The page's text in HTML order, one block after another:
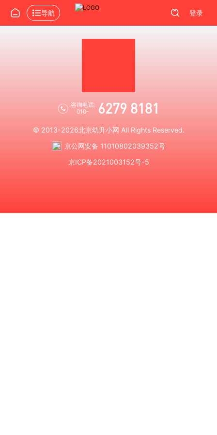
导航 登录
咨询电话:
010-
6279 8181
© 2013-2026北京幼升小网 All Rights Reserved.
京公网安备 11010802039352号
京ICP备2021003152号-5